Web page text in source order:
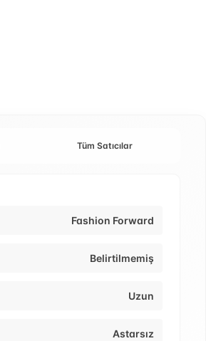
Tüm Satıcılar
Fashion Forward
Belirtilmemiş
Uzun
Astarsız